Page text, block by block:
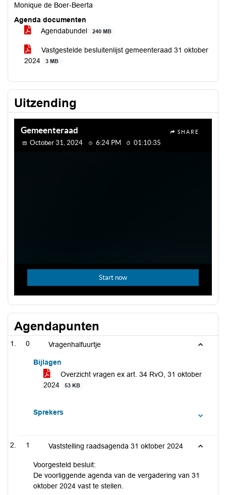
Monique de Boer-Beerta
Agenda documenten
Agendabundel
240 MB
Vastgestelde besluitenlijst gemeenteraad 31 oktober
2024
3 MB
Uitzending
Agendapunten
0 Vragenhalfuurtje
Bijlagen
Overzicht vragen ex art. 34 RvO, 31 oktober
2024
53 KB
Sprekers
1 Vaststelling raadsagenda 31 oktober 2024
Voorgesteld besluit:
De voorliggende agenda van de vergadering van 31
oktober 2024 vast te stellen.